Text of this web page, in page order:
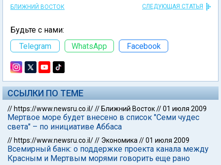
БЛИЖНИЙ ВОСТОК СЛЕДУЮЩАЯ СТАТЬЯ
Будьте с нами:
Telegram
WhatsApp Facebook
ССЫЛКИ ПО ТЕМЕ
// https://www.newsru.co.il/// Ближний Восток//01 июля 2009
Мертвое море будет внесено в список "Семи чудес
света" – по инициативе Аббаса
// https://www.newsru.co.il/// Экономика //01 июля 2009
Всемирный банк: о поддержке проекта канала между
Красным и Мертвым морями говорить еще рано